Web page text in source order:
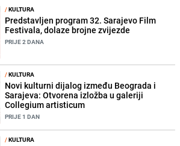
/KULTURA
Predstavljen program 32. Sarajevo Film
Festivala, dolaze brojne zvijezde
PRIJE 2 DANA
/KULTURA
Novi kulturni dijalog između Beograda i
Sarajeva: Otvorena izložba u galeriji
Collegium artisticum
PRIJE 1 DAN
/KULTURA